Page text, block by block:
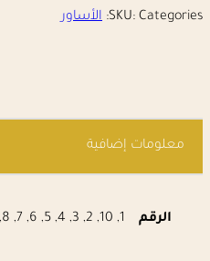
SKU: Categories: الأساور
معلومات إضافية
الرقم 1, 10, 2, 3, 4, 5, 6, 7, 8, 9